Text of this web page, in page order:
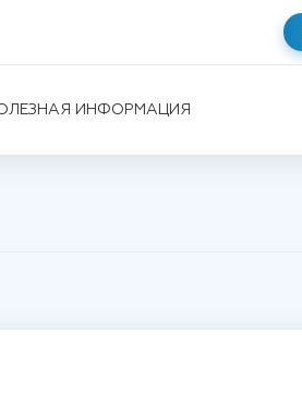
ИНФОРМАЦИЯ